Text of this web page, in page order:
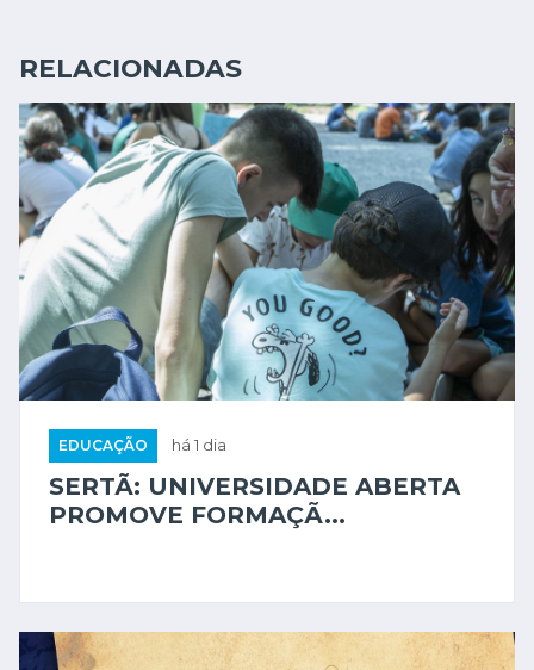
Partilhar:
RELACIONADAS
SERTÃ: UNIVERSIDADE ABERTA
PROMOVE FORMAÇÃ...